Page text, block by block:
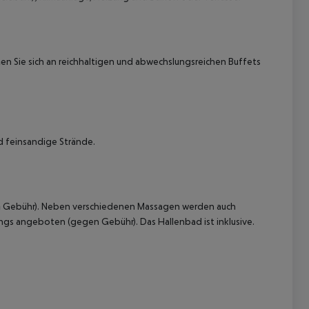
Sie sich an reichhaltigen und abwechslungsreichen Buffets
feinsandige Strände.
Neben verschiedenen Massagen werden auch
angeboten (gegen Gebühr). Das Hallenbad ist inklusive.
akzeptieren